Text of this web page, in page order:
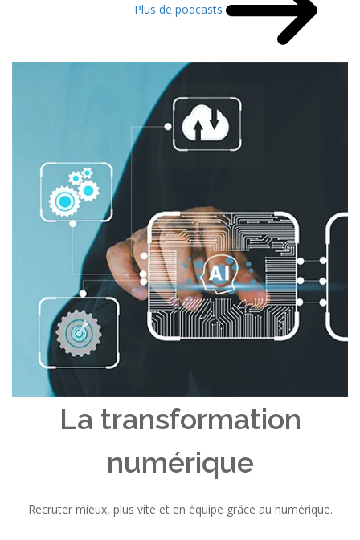
Plus de podcasts
La transformation
numérique
Recruter mieux, plus vite et en équipe grâce au numérique.